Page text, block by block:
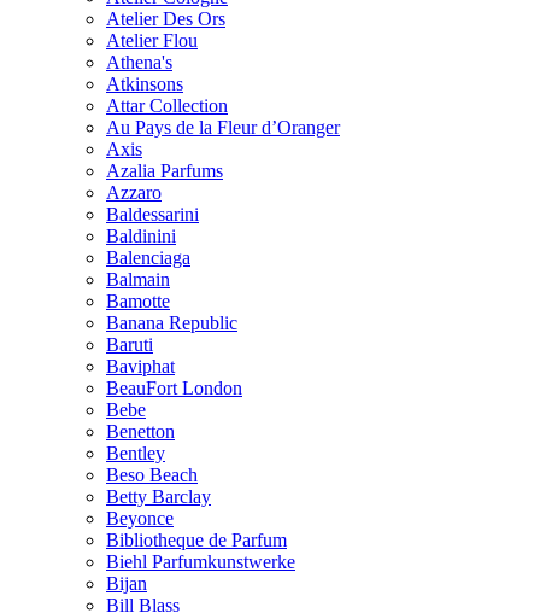
Atelier Des Ors
Atelier Flou
Athena's
Atkinsons
Attar Collection
Au Pays de la Fleur d’Oranger
Axis
Azalia Parfums
Azzaro
Baldessarini
Baldinini
Balenciaga
Balmain
Bamotte
Banana Republic
Baruti
Baviphat
BeauFort London
Bebe
Benetton
Bentley
Beso Beach
Betty Barclay
Beyonce
Bibliotheque de Parfum
Biehl Parfumkunstwerke
Bijan
Bill Blass